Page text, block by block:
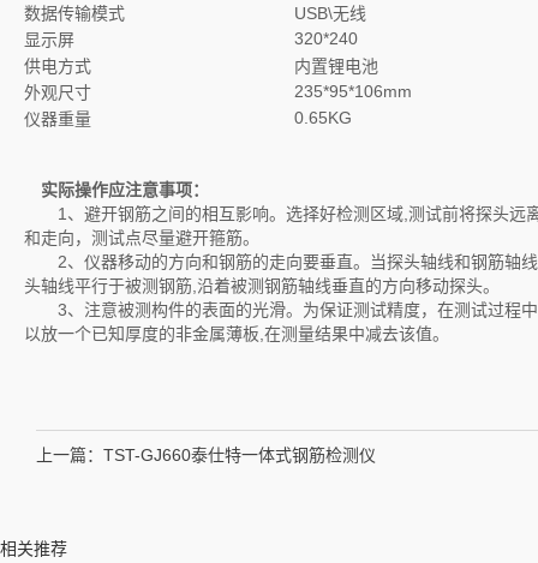
数据传输模式
USB\无线
显示屏
320*240
供电方式
内置锂电池
外观尺寸
235*95*106mm
仪器重量
0.65KG
实际操作应注意事项：
1、避开钢筋之间的相互影响。选择好检测区域,测试前将探头远
和走向，测试点尽量避开箍筋。
2、仪器移动的方向和钢筋的走向要垂直。当探头轴线和钢筋轴
头轴线平行于被测钢筋,沿着被测钢筋轴线垂直的方向移动探头。
3、注意被测构件的表面的光滑。为保证测试精度，在测试过程
以放一个已知厚度的非金属薄板,在测量结果中减去该值。
上一篇： TST-GJ660泰仕特一体式钢筋检测仪
相关推荐